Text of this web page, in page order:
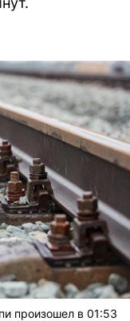
произошел в 01:53